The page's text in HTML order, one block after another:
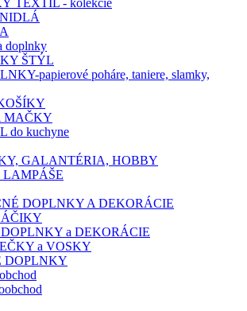
doplnky
ŠTÝL
papierové poháre, taniere, slamky,
MAČKY
do kuchyne
GALANTÉRIA, HOBBY
DOPLNKY A DEKORÁCIE
a DEKORÁCIE
a VOSKY
DOPLNKY